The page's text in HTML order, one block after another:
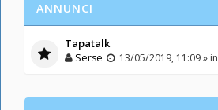
ANNUNCI
Tapatalk
Serse 13/05/2019, 11:09 » in